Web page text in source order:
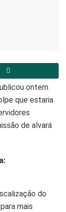
ontem
que estaria
de alvará
do
mais